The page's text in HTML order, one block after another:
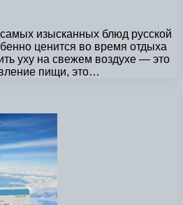
изысканных блюд русской
ценится во время отдыха
уху на свежем воздухе — это
пищи, это…